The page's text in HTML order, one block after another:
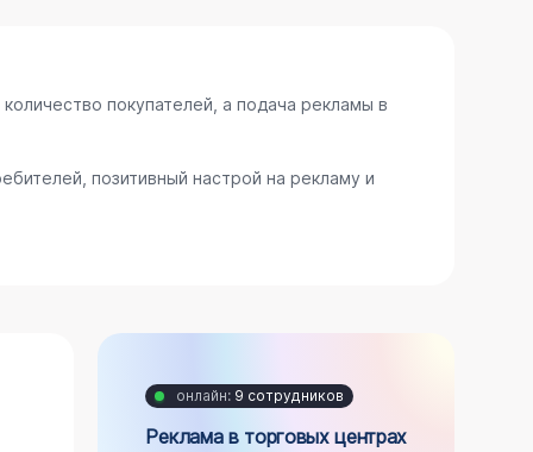
покупателей, а подача рекламы в
позитивный настрой на рекламу и
онлайн: 9 сотрудников
Реклама в торговых центрах